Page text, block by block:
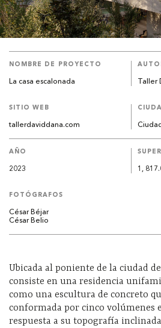
NOMBRE DE PROYECTO
La casa escalonada Taller
SITIO WEB
tallerdaviddana.com
AÑO
2023 1,
FOTÓGRAFOS
César Béjar
César Belio
Ubicada al poniente de la ciudad
consiste en una residencia
como una escultura de concreto
conformada por cinco volúmenes
respuesta a su topografía